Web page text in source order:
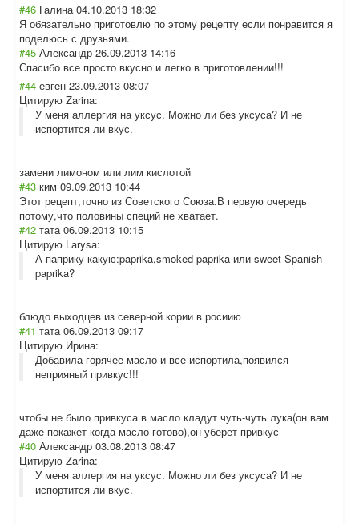
#46 Галина 04.10.2013 18:32
Я обязательно приготовлю по этому рецепту если понравится я
поделюсь с друзьями.
#45 Александр 26.09.2013 14:16
Спасибо все просто вкусно и легко в приготовлении!!!
#44 евген 23.09.2013 08:07
Цитирую Zarina:
У меня аллергия на уксус. Можно ли без уксуса? И не
испортится ли вкус.
замени лимоном или лим кислотой
#43 ким 09.09.2013 10:44
Этот рецепт,точно из Советского Союза.В первую очередь
потому,что половины специй не хватает.
#42 тата 06.09.2013 10:15
Цитирую Larysa:
А паприку какую:paprika,smoked paprika или sweet Spanish
paprika?
блюдо выходцев из северной кории в росиию
#41 тата 06.09.2013 09:17
Цитирую Ирина:
Добавила горячее масло и все испортила,появился
неприяный привкус!!!
чтобы не было привкуса в масло кладут чуть-чуть лука(он вам
даже покажет когда масло готово),он уберет привкус
#40 Александр 03.08.2013 08:47
Цитирую Zarina:
У меня аллергия на уксус. Можно ли без уксуса? И не
испортится ли вкус.